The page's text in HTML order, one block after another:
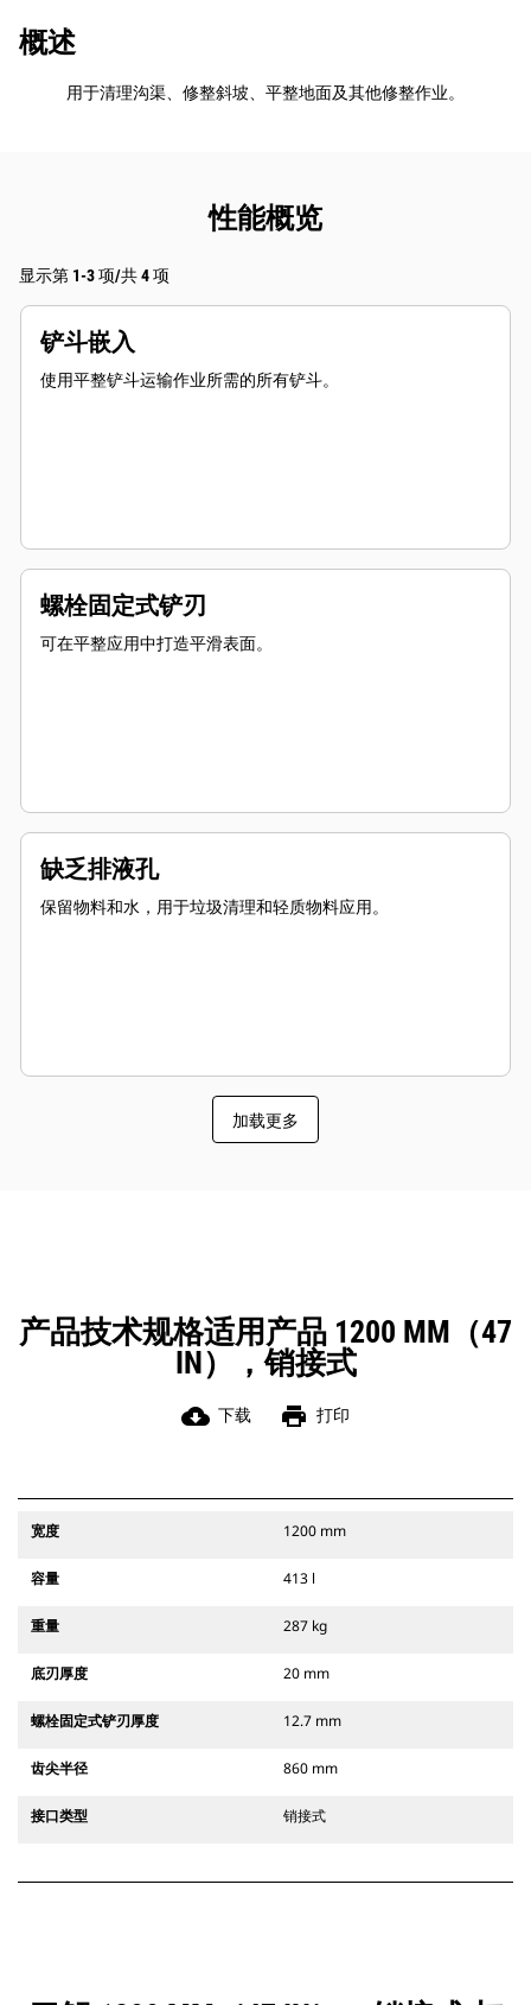
概述
用于清理沟渠、修整斜坡、平整地面及其他修整作业。
性能概览
显示第 1-3 项/共 4 项
铲斗嵌入
使用平整铲斗运输作业所需的所有铲斗。
螺栓固定式铲刃
可在平整应用中打造平滑表面。
缺乏排液孔
保留物料和水，用于垃圾清理和轻质物料应用。
加载更多
产品技术规格适用产品 1200 MM（47
IN），销接式
cloud_download 下载 print 打印
宽度 1200 mm
容量 413 l
重量 287 kg
底刃厚度 20 mm
螺栓固定式铲刃厚度 12.7 mm
齿尖半径 860 mm
接口类型 销接式